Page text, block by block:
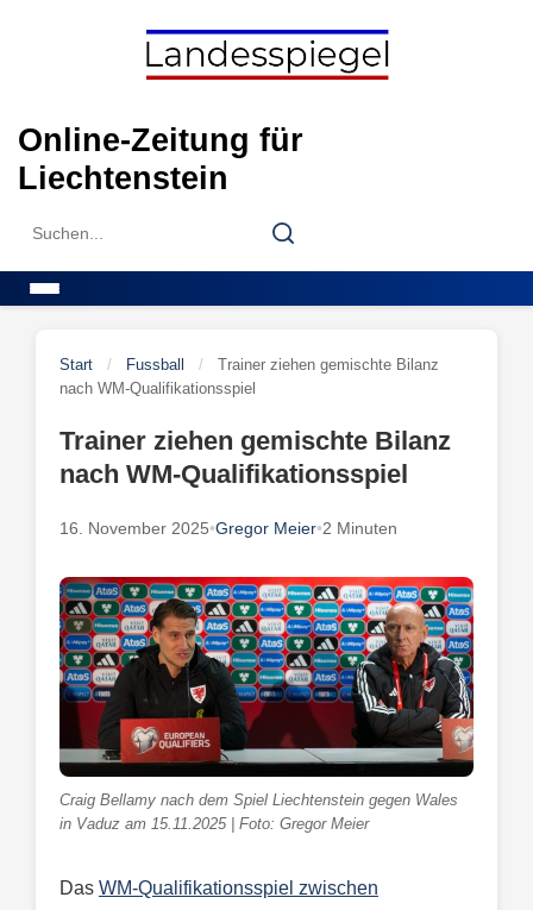
Online-Zeitung für
Liechtenstein
Search
Search
Start / Fussball /
Trainer ziehen gemischte Bilanz
nach WM-Qualifikationsspiel
Trainer ziehen gemischte Bilanz
nach WM-Qualifikationsspiel
16. November 2025•Gregor Meier•2 Minuten
Craig Bellamy nach dem Spiel Liechtenstein gegen Wales
in Vaduz am 15.11.2025 | Foto: Gregor Meier
Das WM-Qualifikationsspiel zwischen